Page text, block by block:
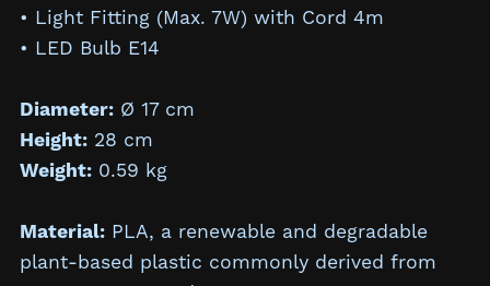
• Light Fitting (Max. 7W) with Cord 4m
• LED Bulb E14
Diameter:Ø 17 cm
Height:28 cm
Weight:0.59 kg
Material:PLA, a renewable and degradable
plant-based plastic commonly derived from